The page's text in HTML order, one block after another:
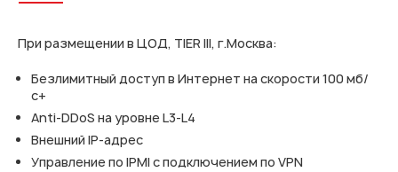
При размещении в ЦОД, TIER III, г.Москва:
Безлимитный доступ в Интернет на скорости 100 мб/
с+
Anti-DDoS на уровне L3-L4
Внешний IP-адрес
Управление по IPMI с подключением по VPN